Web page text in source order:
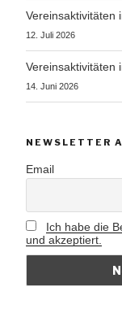
Vereinsaktivitäten
12. Juli 2026
Vereinsaktivitäten
14. Juni 2026
NEWSLETTER
Email
Ich habe die
und akzeptiert.